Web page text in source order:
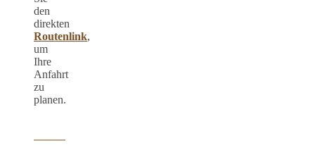
den
direkten
Routenlink,
um
Ihre
Anfahrt
zu
planen.